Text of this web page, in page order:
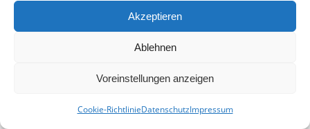
Akzeptieren
Ablehnen
Voreinstellungen anzeigen
Cookie-RichtlinieDatenschutzImpressum
die zwischen den Anbietern variierende
Meistens wird die Versicherung für den
Anspruch genommen. Versicherungsgeber
versuchen so zu vermeiden, dass sie für